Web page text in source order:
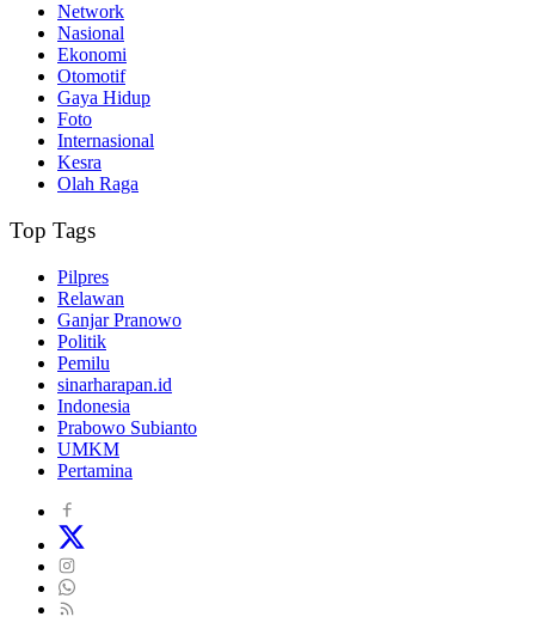
Network
Nasional
Ekonomi
Otomotif
Gaya Hidup
Foto
Internasional
Kesra
Olah Raga
Top Tags
Pilpres
Relawan
Ganjar Pranowo
Politik
Pemilu
sinarharapan.id
Indonesia
Prabowo Subianto
UMKM
Pertamina